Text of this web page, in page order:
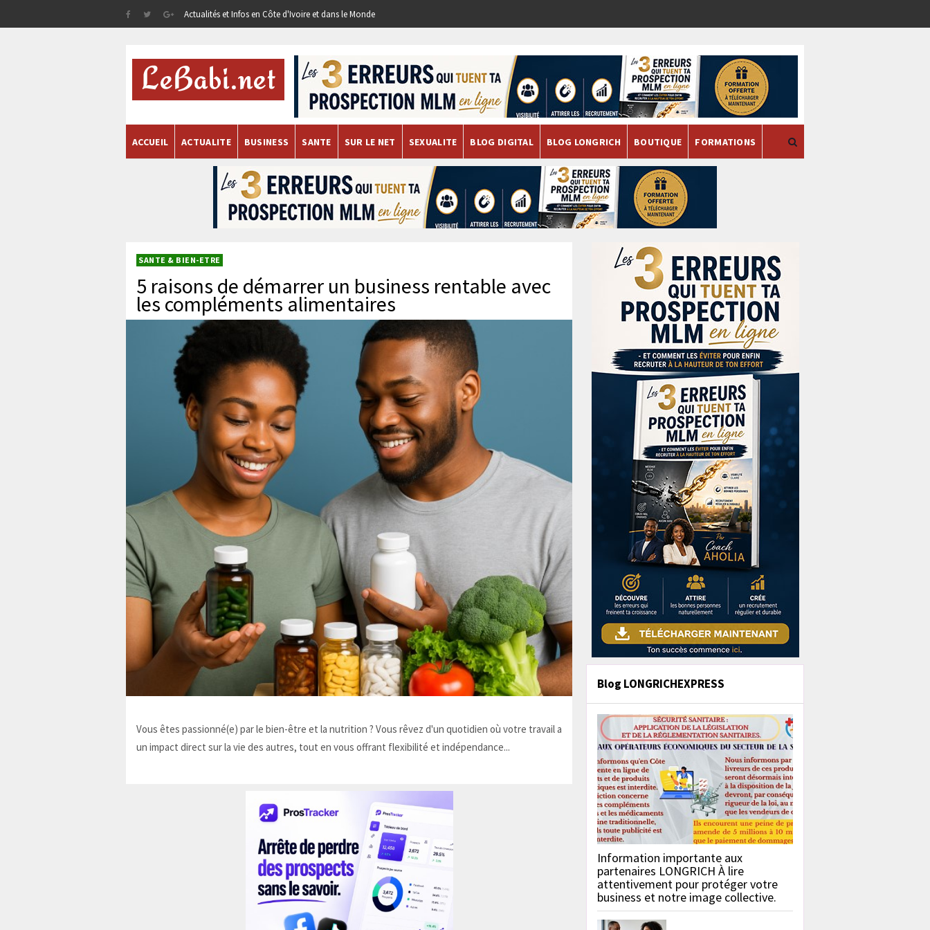
Actualités et Infos en Côte d'Ivoire et dans le Monde
ACCUEIL ACTUALITE BUSINESS SANTE SUR LE NET SEXUALITE BLOG DIGITAL BLOG LONGRICH BOUTIQUE FORMATIONS
SANTE & BIEN-ETRE
5 raisons de démarrer un business rentable avec
les compléments alimentaires
Vous êtes passionné(e) par le bien-être et la nutrition ? Vous rêvez d'un quotidien où votre travail a
un impact direct sur la vie des autres, tout en vous offrant flexibilité et indépendance...
Blog LONGRICHEXPRESS
Information importante aux
partenaires LONGRICH À lire
attentivement pour protéger votre
business et notre image collective.